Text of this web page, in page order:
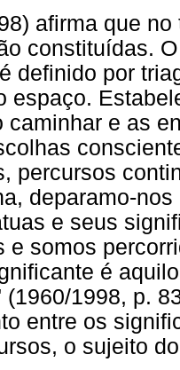
afirma que
constituídas.
definido por
espaço.
caminhar e as
percursos
deparamo-
e seus
e somos
é
(1960/1998, p.
entre os
o sujeito